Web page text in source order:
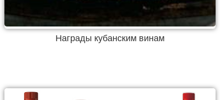
Награды кубанским винам